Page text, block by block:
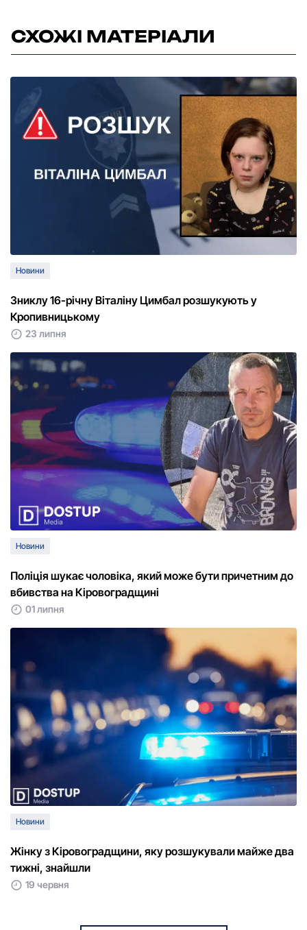
СХОЖІ МАТЕРІАЛИ
Новини
Зниклу 16-річну Віталіну Цимбал розшукують у
Кропивницькому
23 липня
Новини
Поліція шукає чоловіка, який може бути причетним до
вбивства на Кіровоградщині
01 липня
Новини
Жінку з Кіровоградщини, яку розшукували майже два
тижні, знайшли
19 червня